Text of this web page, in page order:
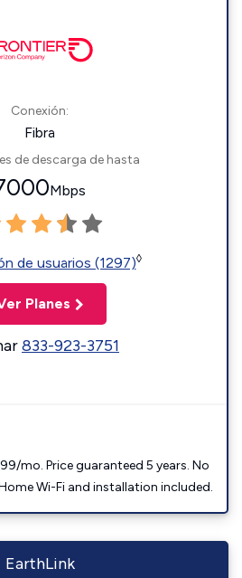
Conexión:
Fibra
de descarga de hasta
Mbps
de usuarios (1297)◊
Planes
833-923-3751
mo. Price guaranteed 5 years. No
Wi-Fi and installation included.
EarthLink